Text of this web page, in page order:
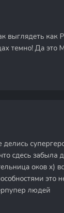
выглядеть как
темно! Да это
сдесь забыла
оков х)
это
людей